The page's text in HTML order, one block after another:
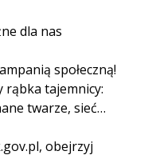
dla nas
społeczną!
rąbka tajemnicy:
twarze, sieć…
obejrzyj